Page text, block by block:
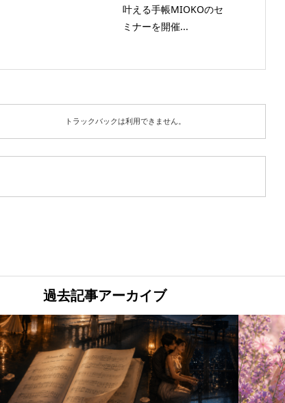
叶える手帳MIOKOのセ
ミナーを開催...
トラックバックは利用できません。
過去記事アーカイブ